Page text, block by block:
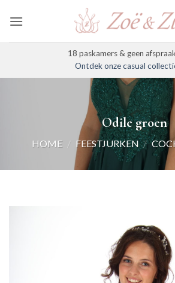
naar
18 paskamers & geen
Ontdek onze casual
Odile groen
HOME / FEESTJURKEN /